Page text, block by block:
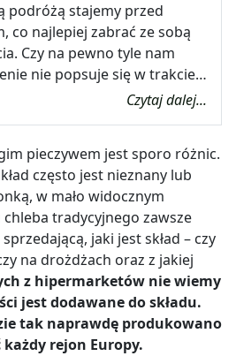
podróżą stajemy przed
co najlepiej zabrać ze sobą
Czy na pewno tyle nam
nie popsuje się w trakcie…
Czytaj dalej...
pieczywem jest sporo różnic.
często jest nieznany lub
w mało widocznym
tradycyjnego zawsze
jaki jest skład – czy
na drożdżach oraz z jakiej
z hipermarketów nie wiemy
jest dodawane do składu.
tak naprawdę produkowano
rejon Europy.